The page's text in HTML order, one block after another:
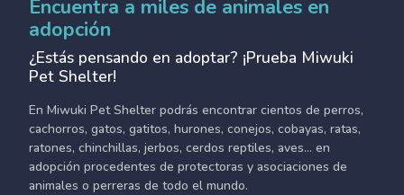
Encuentra a miles de animales en
adopción
¿Estás pensando en adoptar? ¡Prueba Miwuki
Pet Shelter!
En Miwuki Pet Shelter podrás encontrar cientos de perros,
cachorros, gatos, gatitos, hurones, conejos, cobayas, ratas,
ratones, chinchillas, jerbos, cerdos reptiles, aves... en
adopción procedentes de protectoras y asociaciones de
animales o perreras de todo el mundo.